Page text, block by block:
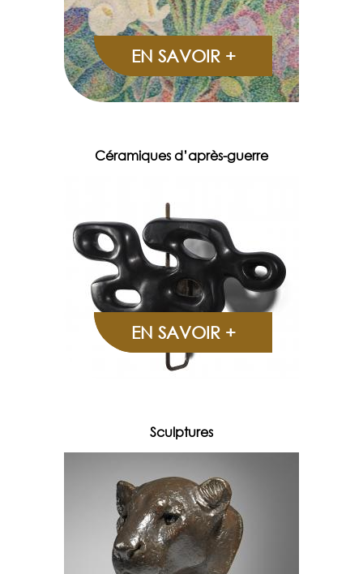
EN SAVOIR +
Céramiques d’après-guerre
EN SAVOIR +
Sculptures